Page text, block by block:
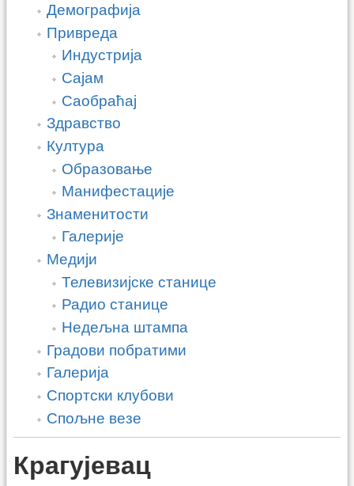
Демографија
Привреда
Индустрија
Сајам
Саобраћај
Здравство
Култура
Образовање
Манифестације
Знаменитости
Галерије
Медији
Телевизијске станице
Радио станице
Недељна штампа
Градови побратими
Галерија
Спортски клубови
Спољне везе
Крагујевац